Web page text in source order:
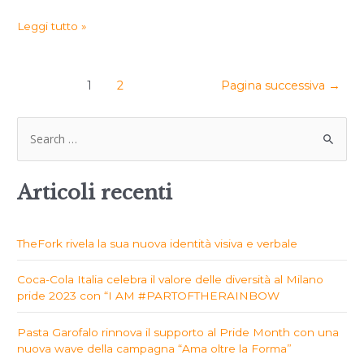
Leggi tutto »
1 2 Pagina successiva →
Articoli recenti
TheFork rivela la sua nuova identità visiva e verbale
Coca-Cola Italia celebra il valore delle diversità al Milano
pride 2023 con “I AM #PARTOFTHERAINBOW
Pasta Garofalo rinnova il supporto al Pride Month con una
nuova wave della campagna “Ama oltre la Forma”